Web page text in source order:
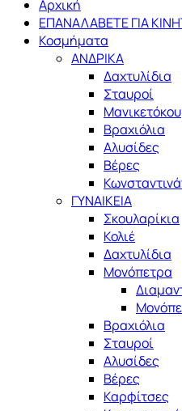
Αρχική
ΕΠΑΝΑΛΑΒΕΤΕ ΓΙΑ
Κοσμήματα
ΑΝΔΡΙΚΑ
Δαχτυλίδια
Σταυροί
Βραχιόλια
Αλυσίδες
Βέρες
ΓΥΝΑΙΚΕΙΑ
Σκουλαρίκια
Κολιέ
Δαχτυλίδια
Μονόπετρα
Βραχιόλια
Σταυροί
Αλυσίδες
Βέρες
Καρφίτσες